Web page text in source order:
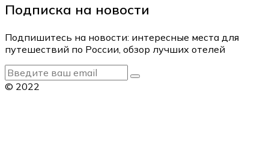
Подписка на новости
Подпишитесь на новости: интересные места для
путешествий по России, обзор лучших отелей
© 2022